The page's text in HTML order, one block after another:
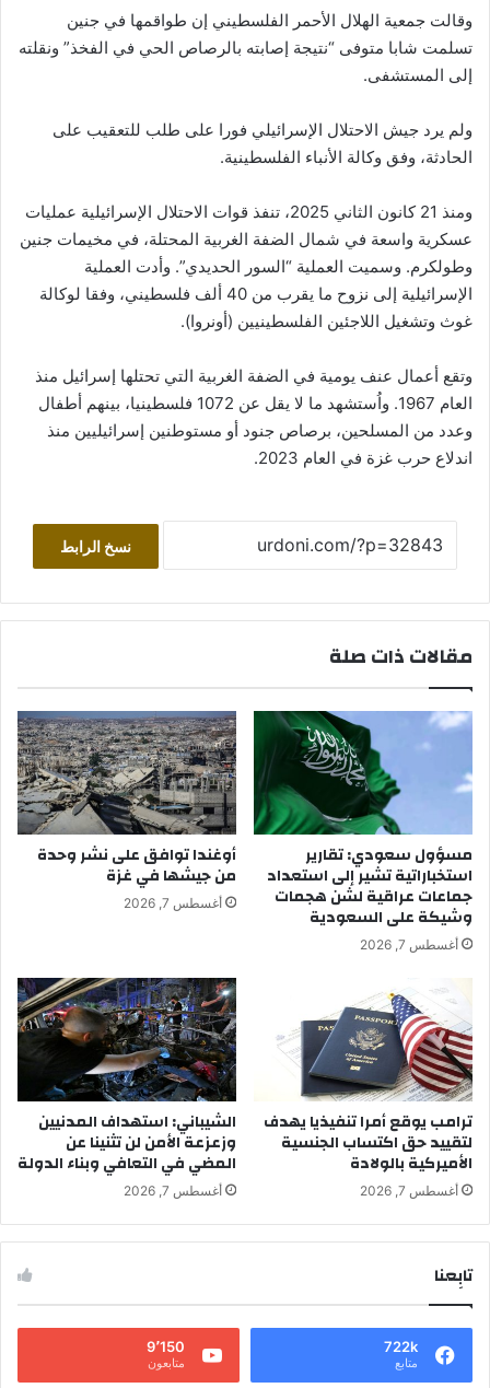
وقالت جمعية الهلال الأحمر الفلسطيني إن طواقمها في جنين
تسلمت شابا متوفى “نتيجة إصابته بالرصاص الحي في الفخذ” ونقلته
إلى المستشفى.
ولم يرد جيش الاحتلال الإسرائيلي فورا على طلب للتعقيب على
الحادثة، وفق وكالة الأنباء الفلسطينية.
ومنذ 21 كانون الثاني 2025، تنفذ قوات الاحتلال الإسرائيلية عمليات
عسكرية واسعة في شمال الضفة الغربية المحتلة، في مخيمات جنين
وطولكرم. وسميت العملية “السور الحديدي”. وأدت العملية
الإسرائيلية إلى نزوح ما يقرب من 40 ألف فلسطيني، وفقا لوكالة
غوث وتشغيل اللاجئين الفلسطينيين (أونروا).
وتقع أعمال عنف يومية في الضفة الغربية التي تحتلها إسرائيل منذ
العام 1967. واُستشهد ما لا يقل عن 1072 فلسطينيا، بينهم أطفال
وعدد من المسلحين، برصاص جنود أو مستوطنين إسرائيليين منذ
اندلاع حرب غزة في العام 2023.
نسخ الرابط
مقالات ذات صلة
مسؤول سعودي: تقارير
استخباراتية تشير إلى استعداد
جماعات عراقية لشن هجمات
وشيكة على السعودية
أغسطس 7, 2026
أوغندا توافق على نشر وحدة
من جيشها في غزة
أغسطس 7, 2026
ترامب يوقع أمرا تنفيذيا يهدف
لتقييد حق اكتساب الجنسية
الأميركية بالولادة
أغسطس 7, 2026
الشيباني: استهداف المدنيين
وزعزعة الأمن لن تثنينا عن
المضي في التعافي وبناء الدولة
أغسطس 7, 2026
تابِعنا
722k
متابع
9٬150
متابعون